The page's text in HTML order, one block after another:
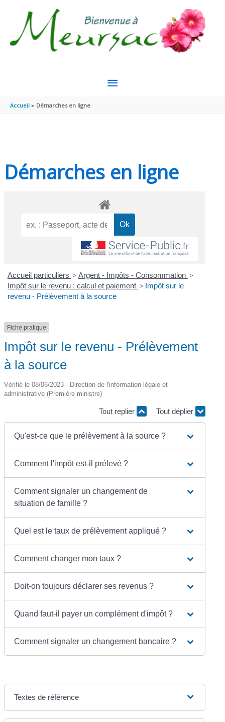
MENU
Accueil Démarches en ligne
Démarches en ligne
Accueil particuliers > Argent - Impôts - Consommation >
Impôt sur le revenu : calcul et paiement > Impôt sur le
revenu - Prélèvement à la source
Fiche pratique
Impôt sur le revenu - Prélèvement
à la source
Vérifié le 08/06/2023 - Direction de l'information légale et
administrative (Première ministre)
Tout replier Tout déplier
Qu'est-ce que le prélèvement à la source ?
Comment l'impôt est-il prélevé ?
Comment signaler un changement de
situation de famille ?
Quel est le taux de prélèvement appliqué ?
Comment changer mon taux ?
Doit-on toujours déclarer ses revenus ?
Quand faut-il payer un complément d'impôt ?
Comment signaler un changement bancaire ?
Textes de référence